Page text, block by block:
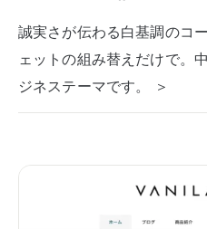
誠実さが伝わる白基調のコ
ェットの組み替えだけで。
ジネステーマです。 ＞